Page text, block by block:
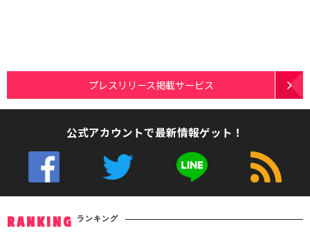
プレスリリース掲載サービス
公式アカウントで最新情報ゲット！
RANKING ランキング